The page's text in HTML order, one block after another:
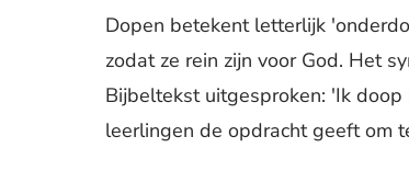
Dopen betekent letterlijk
zodat ze rein zijn voor God. Het
Bijbeltekst uitgesproken: 'Ik doop
leerlingen de opdracht geeft om